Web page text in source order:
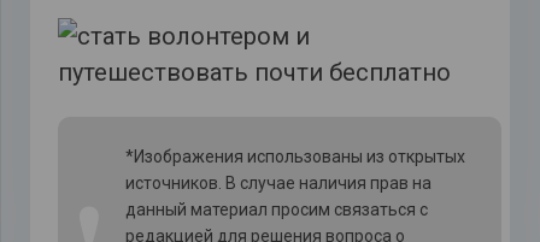
*Изображения использованы из открытых
источников. В случае наличия прав на
данный материал просим связаться с
редакцией для решения вопроса о